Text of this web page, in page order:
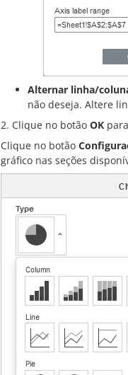
Alternar linha/
não deseja. Altere
Clique no botão OK
Clique no botão
gráfico nas seções